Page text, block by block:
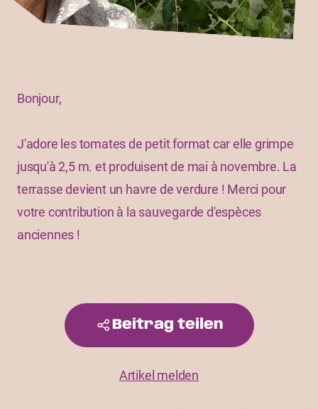
Bonjour,
J'adore les tomates de petit format car elle grimpe
jusqu'à 2,5 m. et produisent de mai à novembre. La
terrasse devient un havre de verdure ! Merci pour
votre contribution à la sauvegarde d'espèces
anciennes !
Beitrag teilen
Artikel melden